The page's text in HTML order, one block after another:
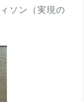
ソン（実現の